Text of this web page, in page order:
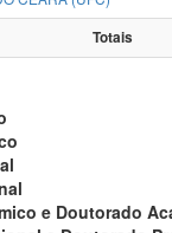
Totais
e Doutorado